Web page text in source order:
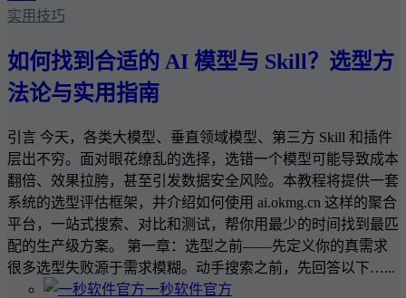
实用技巧
如何找到合适的 AI 模型与 Skill？选型方
法论与实用指南
引言 今天，各类大模型、垂直领域模型、第三方 Skill 和插件
层出不穷。面对眼花缭乱的选择，选错一个模型可能导致成本
翻倍、效果拉胯，甚至引发数据安全风险。本教程将提供一套
系统的选型评估框架，并介绍如何使用 ai.okmg.cn 这样的聚合
平台，一站式搜索、对比和测试，帮你用最少的时间找到最匹
配的生产级方案。 第一章：选型之前——先定义你的真需求
很多选型失败源于需求模糊。动手搜索之前，先回答以下…...
一秒软件官方